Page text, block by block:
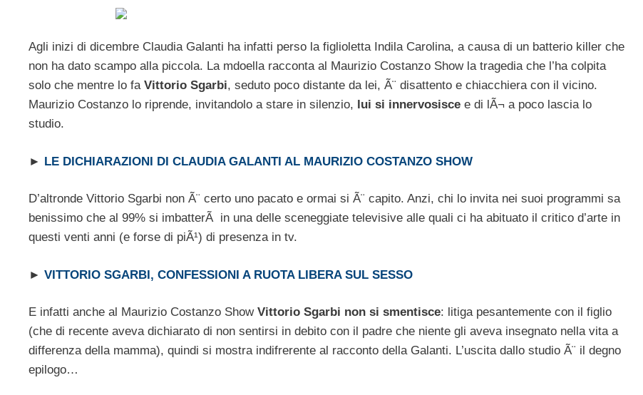
Agli inizi di dicembre Claudia Galanti ha infatti perso la figlioletta Indila Carolina, a causa di un batterio killer che
non ha dato scampo alla piccola. La mdoella racconta al Maurizio Costanzo Show la tragedia che l’ha colpita
solo che mentre lo fa Vittorio Sgarbi, seduto poco distante da lei, Ã¨ disattento e chiacchiera con il vicino.
Maurizio Costanzo lo riprende, invitandolo a stare in silenzio,
lui si innervosisce e di lÃ¬ a poco lascia lo
studio.
► LE DICHIARAZIONI DI CLAUDIA GALANTI AL MAURIZIO COSTANZO SHOW
D’altronde Vittorio Sgarbi non Ã¨ certo uno pacato e ormai si Ã¨ capito. Anzi, chi lo invita nei suoi programmi sa
benissimo che al 99% si imbatterÃ in una delle sceneggiate televisive alle quali ci ha abituato il critico d’arte in
questi venti anni (e forse di piÃ¹) di presenza in tv.
► VITTORIO SGARBI, CONFESSIONI A RUOTA LIBERA SUL SESSO
E infatti anche al Maurizio Costanzo ShowVittorio Sgarbi non si smentisce: litiga pesantemente con il figlio
(che di recente aveva dichiarato di non sentirsi in debito con il padre che niente gli aveva insegnato nella vita a
differenza della mamma), quindi si mostra indifrerente al racconto della Galanti. L’uscita dallo studio Ã¨ il degno
epilogo…